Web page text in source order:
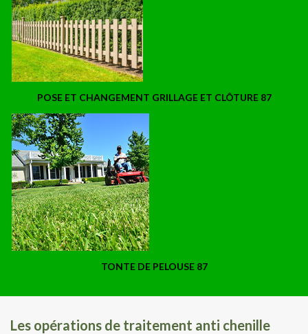
POSE ET CHANGEMENT GRILLAGE ET CLÔTURE 87
TONTE DE PELOUSE 87
Les opérations de traitement anti chenille